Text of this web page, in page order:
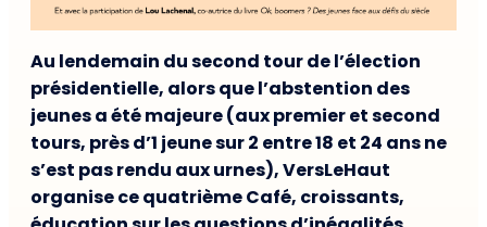
Au lendemain du second tour de l’élection
présidentielle, alors que l’abstention des
jeunes a été majeure (aux premier et second
tours, près d’1 jeune sur 2 entre 18 et 24 ans ne
s’est pas rendu aux urnes), VersLeHaut
organise ce quatrième Café, croissants,